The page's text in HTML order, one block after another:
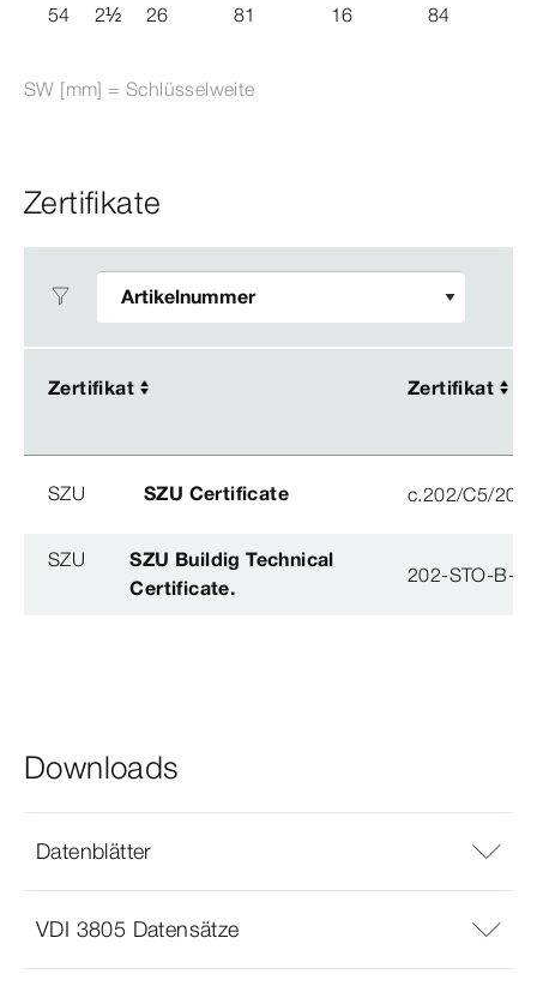
54 2½ 26 81 16 84
SW [mm] = Schlüsselweite
Zertifikate
Zertifikat Zertifikat
Zertifikat Zertifikat
SZU SZU Certificate c.202/C5/
SZU
SZU Buildig Technical
Certificate.
202-STO-B-
Downloads
Datenblätter
VDI 3805 Datensätze